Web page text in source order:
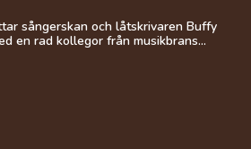
sångerskan och låtskrivaren Buffy
en rad kollegor från musikbrans...